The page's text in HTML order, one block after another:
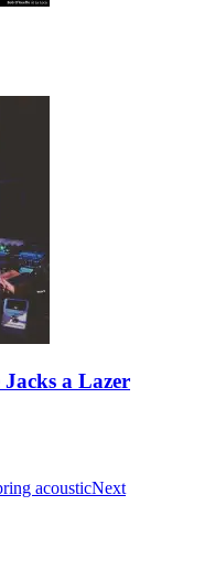
Jacks a Lazer
acousticNext